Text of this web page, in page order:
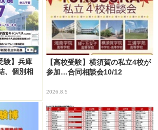
験】兵庫
、個別相
【高校受験】横須賀の私立4校が
参加…合同相談会10/12
2026.8.5